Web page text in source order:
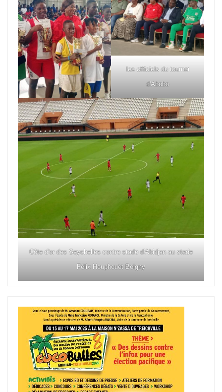
les officiels du tournoi
d'Abobo
Côte d'or des Seychelles contre stade d'Abidjan au stade
Félix Houphouët Boigny